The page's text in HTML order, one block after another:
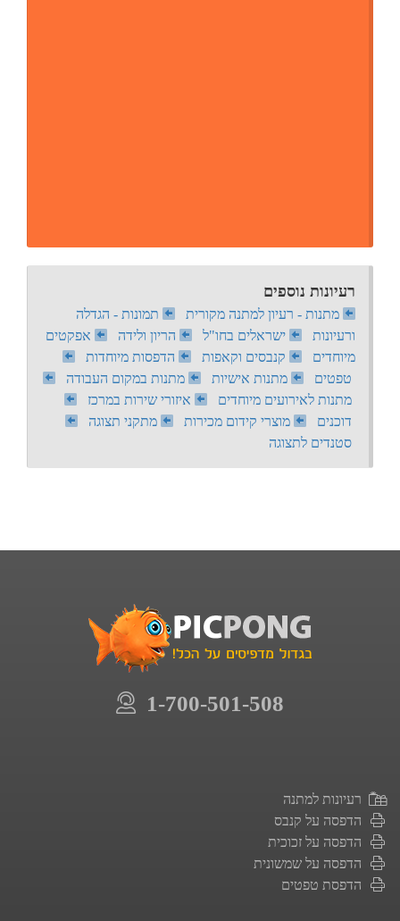
רעיונות נוספים
מתנות - רעיון למתנה מקורית
תמונות - הגדלה
ורעיונות
ישראלים בחו"ל הריון ולידה
אפקטים
מיוחדים
קנבסים וקאפות
הדפסות מיוחדות
טפטים
מתנות אישיות
מתנות במקום העבודה
מתנות לאירועים מיוחדים
איזורי שירות במרכז
דוכנים
מוצרי קידום מכירות
מתקני תצוגה
סטנדים לתצוגה
1-700-501-508
רעיונות למתנה
הדפסה על קנבס
הדפסה על זכוכית
הדפסה על שמשונית
הדפסת טפטים